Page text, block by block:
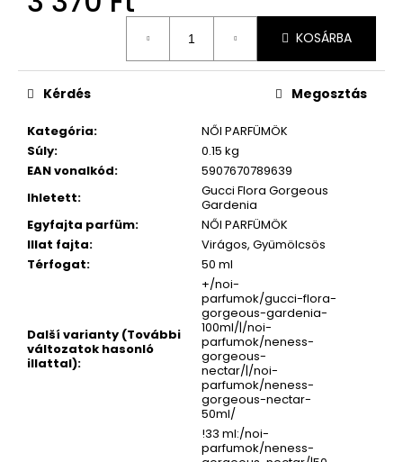
KOSÁRBA
Kategória:
NŐI PARFÜMÖK
Súly:
0.15 kg
EAN vonalkód:
5907670789639
Ihletett:
Gucci Flora Gorgeous
Gardenia
Egyfajta parfüm:
NŐI PARFÜMÖK
Illat fajta:
Virágos, Gyümölcsös
Térfogat: 50 ml
Další varianty (További
változatok hasonló
illattal):
+/noi-
parfumok/gucci-flora-
gorgeous-gardenia-
100ml/|/noi-
parfumok/neness-
gorgeous-
nectar/|/noi-
parfumok/neness-
gorgeous-nectar-
50ml/
!33 ml:/noi-
parfumok/neness-
Kérdés Megosztás